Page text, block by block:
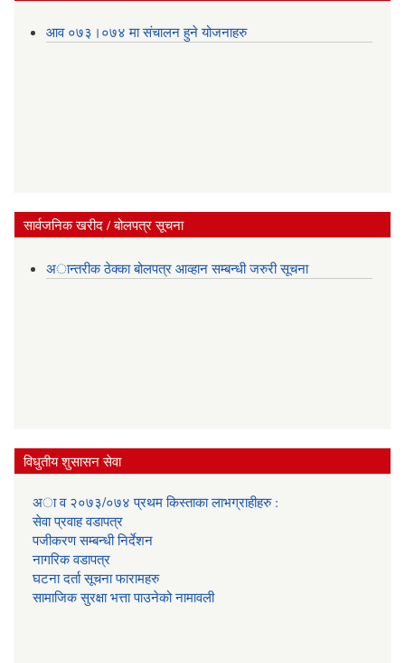
आव ०७३।०७४ मा संचालन हुने योजनाहरु
सार्वजनिक खरीद / बोलपत्र सूचना
अान्तरीक ठेक्का बोलपत्र आव्हान सम्बन्धी जरुरी सूचना
विधुतीय शुसासन सेवा
अा व २०७३/०७४ प्रथम किस्ताका लाभग्राहीहरु :
सेवा प्रवाह वडापत्र
प‌जीकरण सम्बन्धी निर्देशन
नागरिक वडापत्र
घटना दर्ता सूचना फारामहरु
सामाजिक सुरक्षा भत्ता पाउनेको नामावली